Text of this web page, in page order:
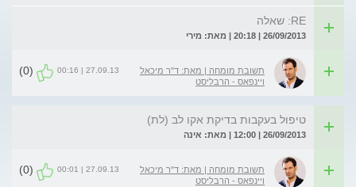
RE: שאלה
26/09/2013 | 20:18 | מאת: מירי
תשובת מומחה | מאת: ד"ר מיכאל
ויינפאס - הרבליסט
27.09.13 | 00:16
(0)
טיפול בעקבות בדיקת אקו לב (לת)
26/09/2013 | 12:00 | מאת: אינה
תשובת מומחה | מאת: ד"ר מיכאל
ויינפאס - הרבליסט
27.09.13 | 00:01
(0)